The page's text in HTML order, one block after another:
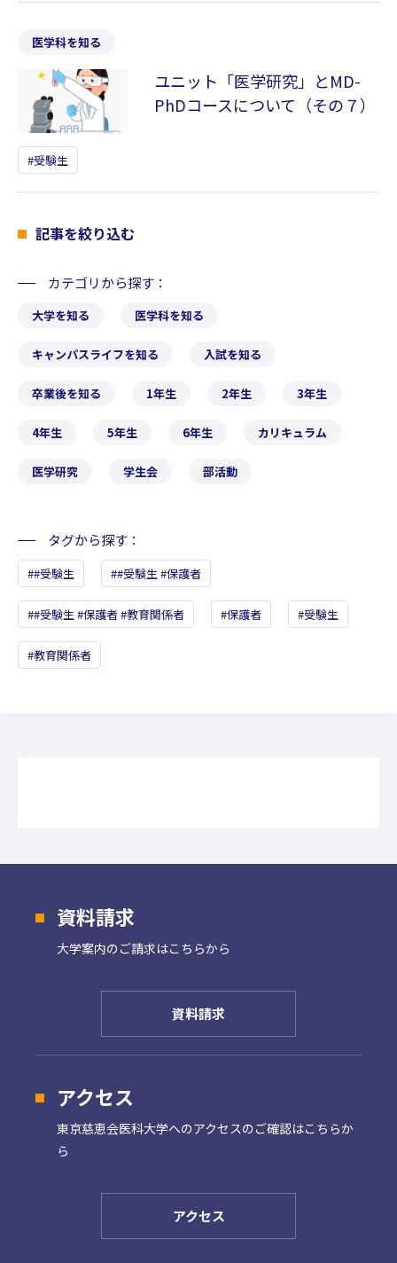
医学科を知る
ユニット「医学研究」とMD-
PhDコースについて（その７）
受験生
記事を絞り込む
カテゴリから探す
大学を知る 医学科を知る
キャンパスライフを知る 入試を知る
卒業後を知る 1年生 2年生 3年生
4年生 5年生 6年生 カリキュラム
医学研究 学生会 部活動
タグから探す
#受験生 #受験生 #保護者
#受験生 #保護者 #教育関係者 保護者 受験生
教育関係者
資料請求
大学案内の ご請求はこちらから
資料請求
アクセス
東京慈恵会医科大学へのアクセスのご確認はこちらか
ら
アクセス